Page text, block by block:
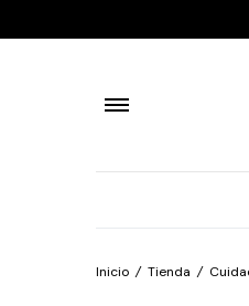
Inicio / Tienda /